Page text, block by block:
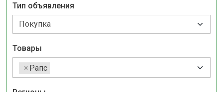
Тип объявления
Товары
× Рапс